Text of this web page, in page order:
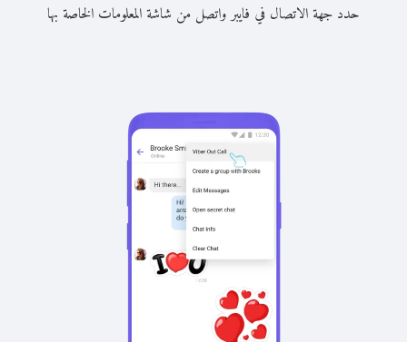
حدد جهة الاتصال في فايبر واتصل من شاشة المعلومات الخاصة بها